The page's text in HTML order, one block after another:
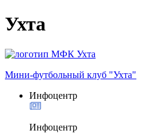
Ухта
Мини-футбольный клуб "Ухта"
Инфоцентр
Инфоцентр